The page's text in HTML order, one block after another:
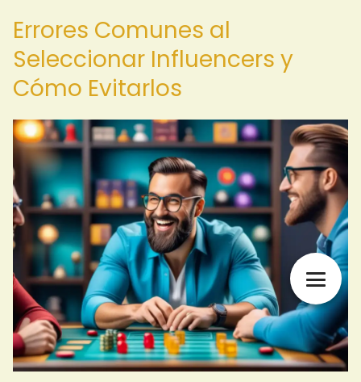
Errores Comunes al
Seleccionar Influencers y
Cómo Evitarlos